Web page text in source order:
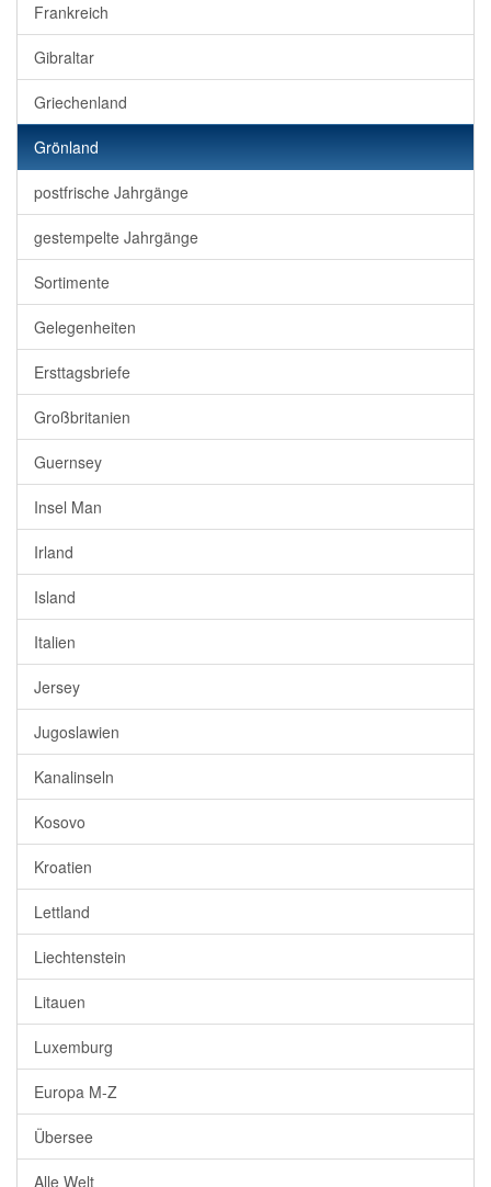
Frankreich
Gibraltar
Griechenland
Grönland
postfrische Jahrgänge
gestempelte Jahrgänge
Sortimente
Gelegenheiten
Ersttagsbriefe
Großbritanien
Guernsey
Insel Man
Irland
Island
Italien
Jersey
Jugoslawien
Kanalinseln
Kosovo
Kroatien
Lettland
Liechtenstein
Litauen
Luxemburg
Europa M-Z
Übersee
Alle Welt